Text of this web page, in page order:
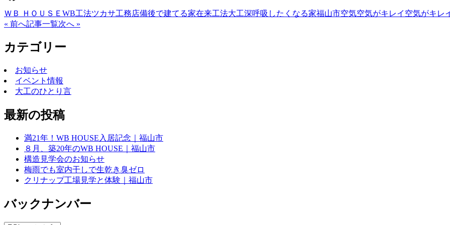
Facebook
X Email
ＷＢ ＨＯＵＳＥ WB工法ツカサ工務店備後で建てる家在来工法大工深呼吸したくなる家福山市空気空気がキレイ 空気がキレ
« 前へ記事一覧次へ »
カテゴリー
お知らせ
イベント情報
大工のひとり言
最新の投稿
満21年！WB HOUSE入居記念｜福山市
８月、築20年のWB HOUSE｜福山市
構造見学会のお知らせ
梅雨でも室内干しで生乾き臭ゼロ
クリナップ工場見学と体験｜福山市
バックナンバー